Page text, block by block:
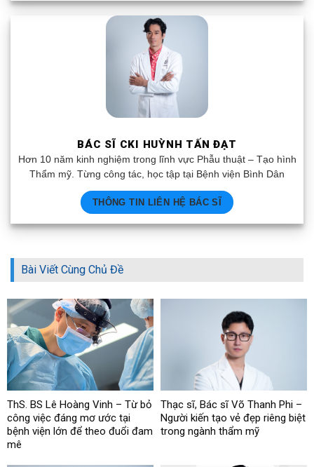
BÁC SĨ CKI HUỲNH TẤN ĐẠT
Hơn 10 năm kinh nghiệm trong lĩnh vực Phẫu thuật – Tạo hình
Thẩm mỹ. Từng công tác, học tập tại Bệnh viện Bình Dân
THÔNG TIN LIÊN HỆ BÁC SĨ
Bài Viết Cùng Chủ Đề
ThS. BS Lê Hoàng Vinh – Từ bỏ
công việc đáng mơ ước tại
bệnh viện lớn để theo đuổi đam
mê
Thạc sĩ, Bác sĩ Võ Thanh Phi –
Người kiến tạo vẻ đẹp riêng biệt
trong ngành thẩm mỹ